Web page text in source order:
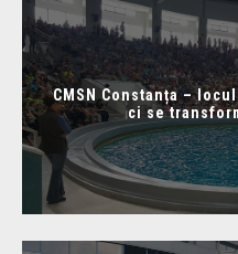
CMSN Constanța –
ci se